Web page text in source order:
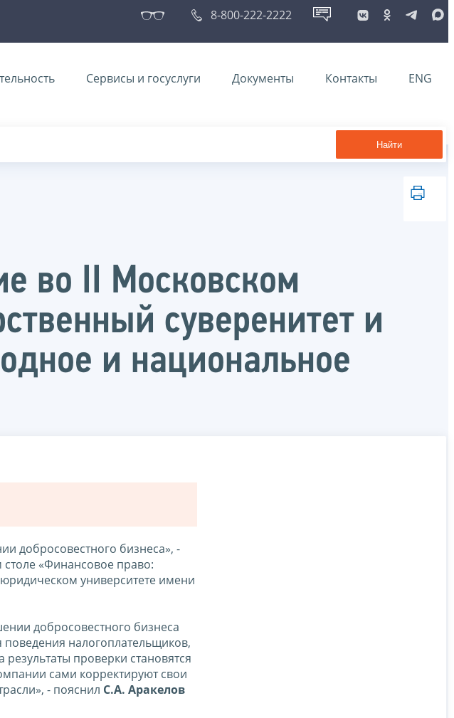
8-800-222-2222
Сервисы и госуслуги Документы Контакты ENG
Найти
во II Московском
суверенитет и
и национальное
добросовестного бизнеса», -
столе «Финансовое право:
университете имени
добросовестного бизнеса
налогоплательщиков,
проверки становятся
сами корректируют свои
- пояснил С.А. Аракелов